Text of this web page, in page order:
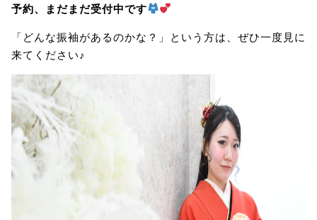
予約、まだまだ受付中です
「どんな振袖があるのかな？」という方は、ぜひ一度見に
来てください♪